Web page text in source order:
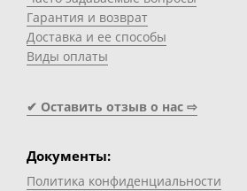
Гарантия и возврат
Доставка и ее способы
Виды оплаты
✔ Оставить отзыв о нас ⇨
Документы:
Политика конфиденциальности